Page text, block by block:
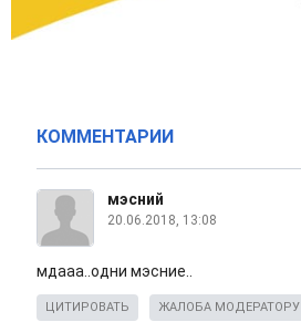
КОММЕНТАРИИ
мэсний
20.06.2018, 13:08
мдааа..одни мэсние..
ЦИТИРОВАТЬ ЖАЛОБА МОДЕРАТОРУ